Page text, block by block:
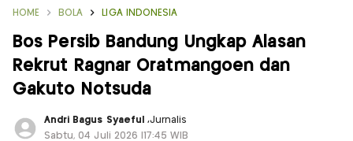
HOME BOLA LIGA INDONESIA
Bos Persib Bandung Ungkap Alasan
Rekrut Ragnar Oratmangoen dan
Gakuto Notsuda
Andri Bagus Syaeful ,Jurnalis
Sabtu, 04 Juli 2026 |17:45 WIB